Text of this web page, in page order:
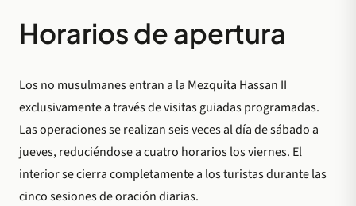
Mezquita Hassan II
Los visitantes no musulmanes deben comprar una
entrada de 140 MAD para una visita guiada
obligatoria para acceder al interior de la mezquita.
Las visitas salen en intervalos programados por la
mañana y por la tarde, reduciéndose el horario los
viernes y durante el Ramadán.
Horarios de apertura
Los no musulmanes entran a la Mezquita Hassan II
exclusivamente a través de visitas guiadas programadas.
Las operaciones se realizan seis veces al día de sábado a
jueves, reduciéndose a cuatro horarios los viernes. El
interior se cierra completamente a los turistas durante las
cinco sesiones de oración diarias.